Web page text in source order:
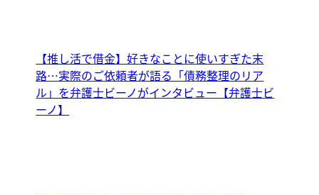
【推し活で借金】好きなことに使いすぎた末
路…実際のご依頼者が語る「債務整理のリア
ル」を弁護士ビーノがインタビュー【弁護士ビ
ーノ】